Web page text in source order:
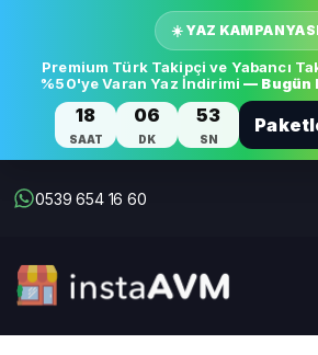
☀️ YAZ
Premium Türk Takipçi ve Yabancı
%50'ye Varan Yaz İndirimi — Bugün
18
SAAT
06
DK
53
SN
0539 654 16 60